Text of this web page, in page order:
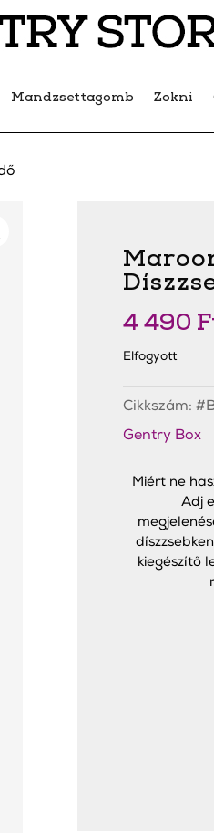
Mandzsettagomb Zokni
4 490
Elfogyott
Cikkszám:
Gentry Box
Miért ne
Adj
kiegészítő